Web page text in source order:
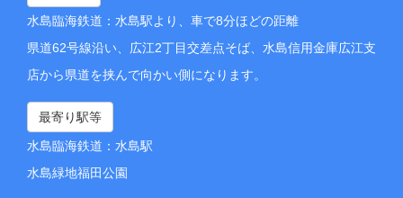
水島臨海鉄道：水島駅より、車で8分ほどの距離
県道62号線沿い、広江2丁目交差点そば、水島信用金庫広江支
店から県道を挟んで向かい側になります。
最寄り駅等
水島臨海鉄道：水島駅
水島緑地福田公園